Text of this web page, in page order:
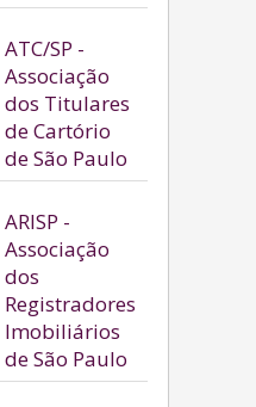
ATC/SP -
Associação
dos Titulares
de Cartório
de São Paulo
ARISP -
Associação
dos
Registradores
Imobiliários
de São Paulo